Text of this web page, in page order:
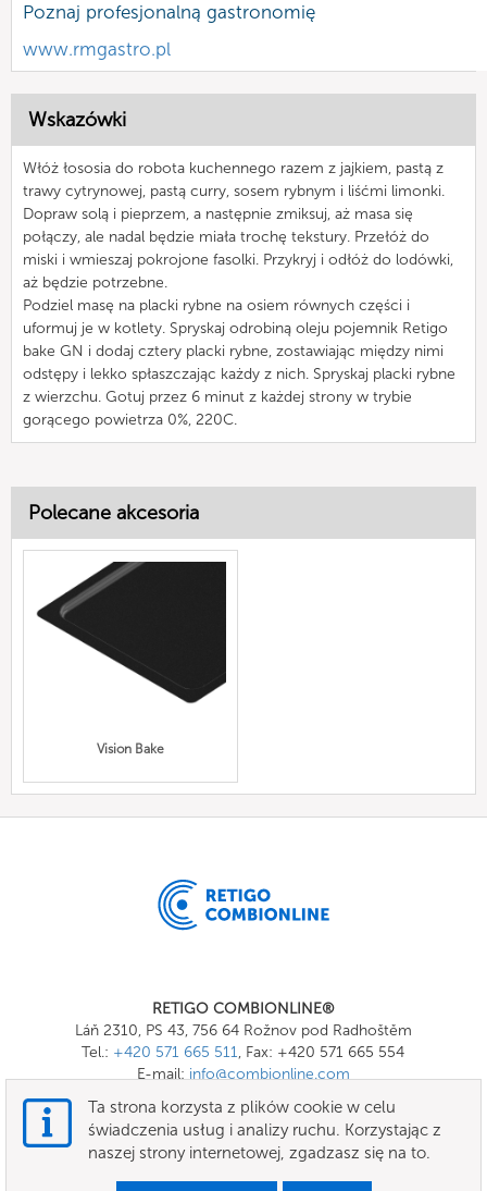
Poznaj profesjonalną gastronomię
www.rmgastro.pl
Wskazówki
Włóż łososia do robota kuchennego razem z jajkiem, pastą z
trawy cytrynowej, pastą curry, sosem rybnym i liśćmi limonki.
Dopraw solą i pieprzem, a następnie zmiksuj, aż masa się
połączy, ale nadal będzie miała trochę tekstury. Przełóż do
miski i wmieszaj pokrojone fasolki. Przykryj i odłóż do lodówki,
aż będzie potrzebne.
Podziel masę na placki rybne na osiem równych części i
uformuj je w kotlety. Spryskaj odrobiną oleju pojemnik Retigo
bake GN i dodaj cztery placki rybne, zostawiając między nimi
odstępy i lekko spłaszczając każdy z nich. Spryskaj placki rybne
z wierzchu. Gotuj przez 6 minut z każdej strony w trybie
gorącego powietrza 0%, 220C.
Polecane akcesoria
Vision Bake
RETIGO COMBIONLINE®
Láň 2310, PS 43, 756 64 Rožnov pod Radhoštěm
Tel.: +420 571 665 511, Fax: +420 571 665 554
E-mail: info@combionline.com
OnlineMenu
Ogólne warunki handlowe
Ta strona korzysta z plików cookie w celu
świadczenia usług i analizy ruchu. Korzystając z
naszej strony internetowej, zgadzasz się na to.